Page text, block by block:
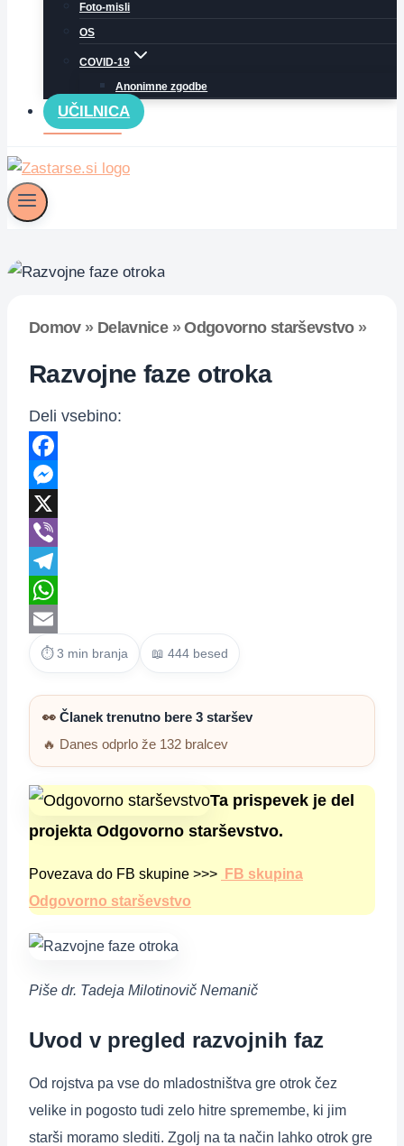
Foto-misli
OS
COVID-19
Anonimne zgodbe
UČILNICA
Domov» Delavnice»Odgovorno starševstvo»
Razvojne faze otroka
Deli vsebino:
Facebook
Messenger
X
Viber
Telegram
WhatsApp
Email
⏱ 3 min branja 📖 444 besed
👀 Članek trenutno bere 3 staršev
🔥 Danes odprlo že 132 bralcev
Ta prispevek je del
projekta Odgovorno starševstvo.
Povezava do FB skupine >>>
FB skupina
Odgovorno starševstvo
Piše dr. Tadeja Milotinovič Nemanič
Uvod v pregled razvojnih faz
Od rojstva pa vse do mladostništva gre otrok čez
velike in pogosto tudi zelo hitre spremembe, ki jim
starši moramo slediti. Zgolj na ta način lahko otrok gre